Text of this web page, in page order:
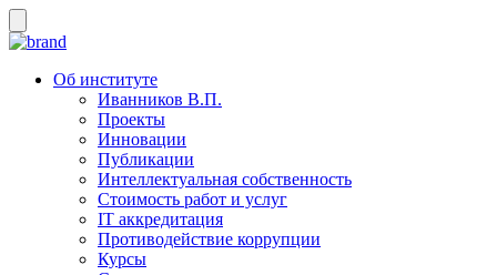
Об институте
Иванников В.П.
Проекты
Инновации
Публикации
Интеллектуальная собственность
Стоимость работ и услуг
IT аккредитация
Противодействие коррупции
Курсы